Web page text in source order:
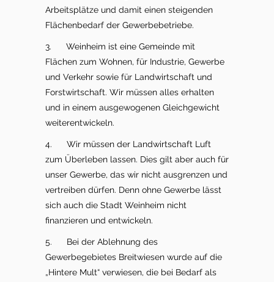
Arbeitsplätze und damit einen steigenden
Flächenbedarf der Gewerbebetriebe.
3. Weinheim ist eine Gemeinde mit
Flächen zum Wohnen, für Industrie, Gewerbe
und Verkehr sowie für Landwirtschaft und
Forstwirtschaft. Wir müssen alles erhalten
und in einem ausgewogenen Gleichgewicht
weiterentwickeln.
4. Wir müssen der Landwirtschaft Luft
zum Überleben lassen. Dies gilt aber auch für
unser Gewerbe, das wir nicht ausgrenzen und
vertreiben dürfen. Denn ohne Gewerbe lässt
sich auch die Stadt Weinheim nicht
finanzieren und entwickeln.
5. Bei der Ablehnung des
Gewerbegebietes Breitwiesen wurde auf die
„Hintere Mult“ verwiesen, die bei Bedarf als